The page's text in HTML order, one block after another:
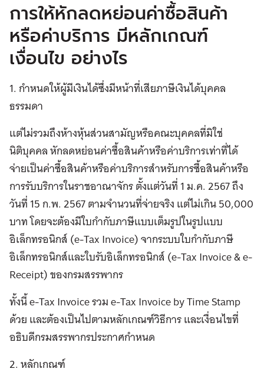
การให้หักลดหย่อนค่าซื้อสินค้า
หรือค่าบริการ มีหลักเกณฑ์
เงื่อนไข อย่างไร
1. กำหนดให้ผู้มีเงินได้ซึ่งมีหน้าที่เสียภาษีเงินได้บุคคล
ธรรมดา
แต่ไม่รวมถึงห้างหุ้นส่วนสามัญหรือคณะบุคคลที่มิใช่
นิติบุคคล หักลดหย่อนค่าซื้อสินค้าหรือค่าบริการเท่าที่ได้
จ่ายเป็นค่าซื้อสินค้าหรือค่าบริการสำหรับการซื้อสินค้าหรือ
การรับบริการในราชอาณาจักร ตั้งแต่วันที่ 1 ม.ค. 2567 ถึง
วันที่ 15 ก.พ. 2567 ตามจำนวนที่จ่ายจริง แต่ไม่เกิน 50,000
บาท โดยจะต้องมีใบกำกับภาษีแบบเต็มรูปในรูปแบบ
อิเล็กทรอนิกส์ (e-Tax Invoice) จากระบบใบกำกับภาษี
อิเล็กทรอนิกส์และใบรับอิเล็กทรอนิกส์ (e-Tax Invoice & e-
Receipt) ของกรมสรรพากร
ทั้งนี้ e-Tax Invoice รวม e-Tax Invoice by Time Stamp
ด้วย และต้องเป็นไปตามหลักเกณฑ์วิธีการ และเงื่อนไขที่
อธิบดีกรมสรรพากรประกาศกำหนด
2. หลักเกณฑ์